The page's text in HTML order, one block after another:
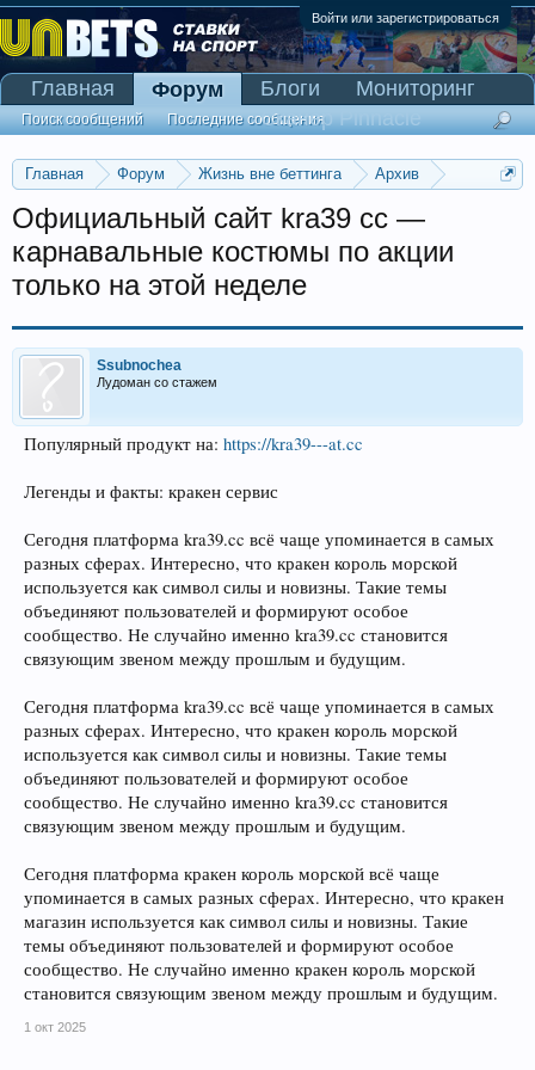
Войти или зарегистрироваться
Главная Форум Жизнь вне беттинга
Архив
Прогнозы на Олимпийские игры 2016
Официальный сайт kra39 cc —
карнавальные костюмы по акции
только на этой неделе
Ssubnochea
Лудоман со стажем
Популярный продукт на: https://kra39---at.cc
Легенды и факты: кракен сервис
Сегодня платформа kra39.cc всё чаще упоминается в самых
разных сферах. Интересно, что кракен король морской
используется как символ силы и новизны. Такие темы
объединяют пользователей и формируют особое
сообщество. Не случайно именно kra39.cc становится
связующим звеном между прошлым и будущим.
Сегодня платформа kra39.cc всё чаще упоминается в самых
разных сферах. Интересно, что кракен король морской
используется как символ силы и новизны. Такие темы
объединяют пользователей и формируют особое
сообщество. Не случайно именно kra39.cc становится
связующим звеном между прошлым и будущим.
Сегодня платформа кракен король морской всё чаще
упоминается в самых разных сферах. Интересно, что кракен
магазин используется как символ силы и новизны. Такие
темы объединяют пользователей и формируют особое
сообщество. Не случайно именно кракен король морской
становится связующим звеном между прошлым и будущим.
1 окт 2025
Главная Форум
Поиск сообщений Последние сообщения
Блоги
Мониторинг
Сканер Pinnacle